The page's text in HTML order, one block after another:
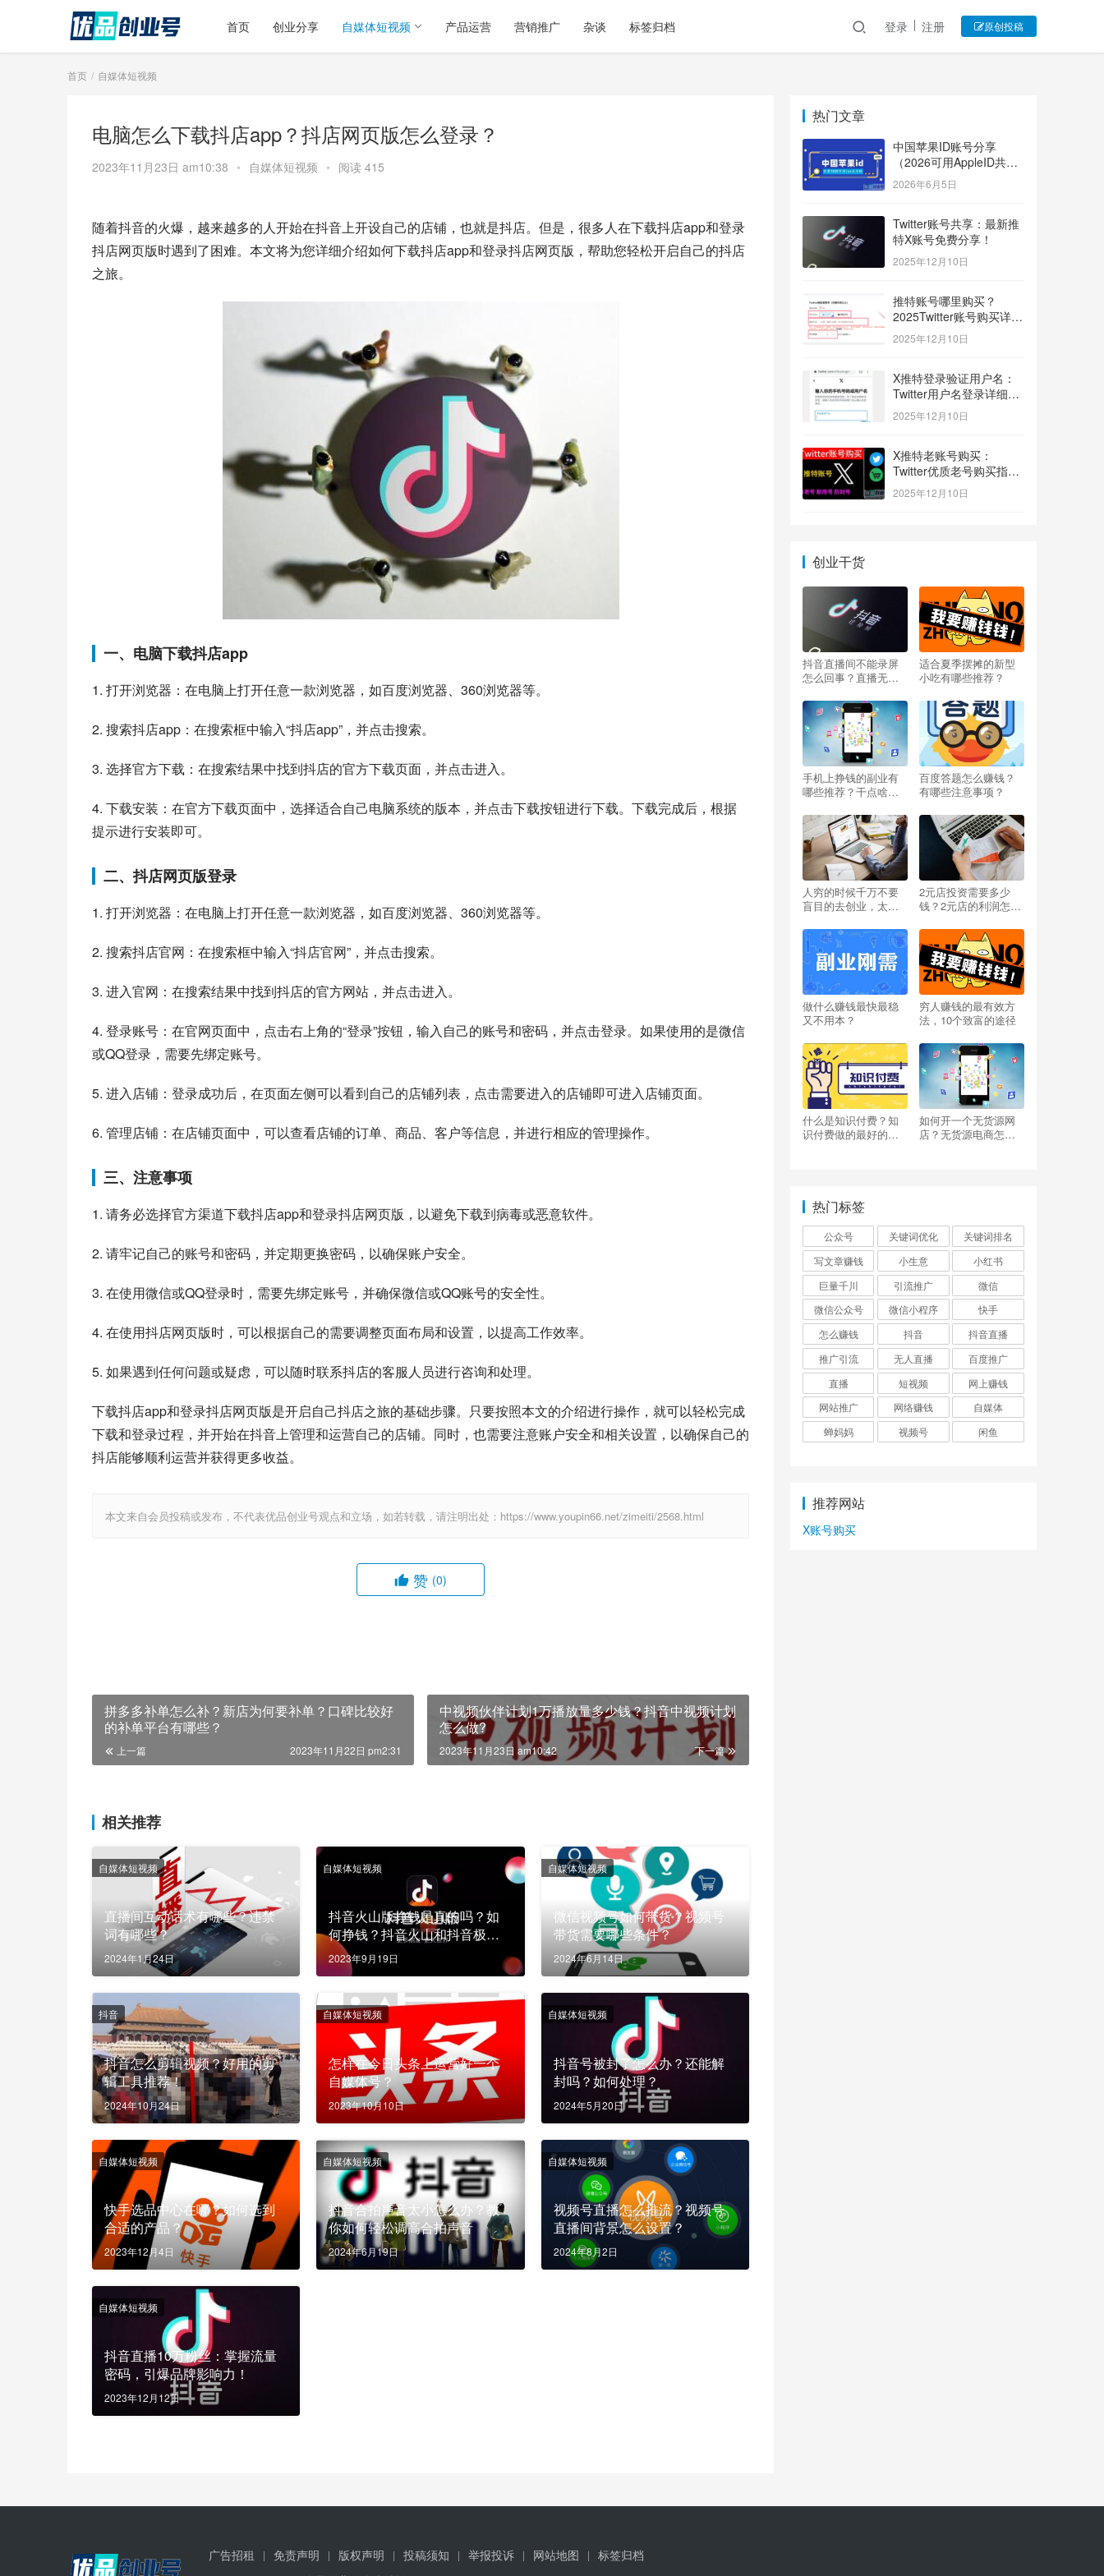
首页 创业分享 自媒体短视频 产品运营 营销推广 杂谈 标签归档 登录 注册 原创投稿
首页 自媒体短视频
电脑怎么下载抖店app？抖店网页版怎么登录？
2023年11月23日 am10:38 • 自媒体短视频 • 阅读 415
随着抖音的火爆，越来越多的人开始在抖音上开设自己的店铺，也就是抖店。但是，很多人在下载抖店app和登录
抖店网页版时遇到了困难。本文将为您详细介绍如何下载抖店app和登录抖店网页版，帮助您轻松开启自己的抖店
之旅。
一、电脑下载抖店app
1. 打开浏览器：在电脑上打开任意一款浏览器，如百度浏览器、360浏览器等。
2. 搜索抖店app：在搜索框中输入“抖店app”，并点击搜索。
3. 选择官方下载：在搜索结果中找到抖店的官方下载页面，并点击进入。
4. 下载安装：在官方下载页面中，选择适合自己电脑系统的版本，并点击下载按钮进行下载。下载完成后，根据
提示进行安装即可。
二、抖店网页版登录
1. 打开浏览器：在电脑上打开任意一款浏览器，如百度浏览器、360浏览器等。
2. 搜索抖店官网：在搜索框中输入“抖店官网”，并点击搜索。
3. 进入官网：在搜索结果中找到抖店的官方网站，并点击进入。
4. 登录账号：在官网页面中，点击右上角的“登录”按钮，输入自己的账号和密码，并点击登录。如果使用的是微信
或QQ登录，需要先绑定账号。
5. 进入店铺：登录成功后，在页面左侧可以看到自己的店铺列表，点击需要进入的店铺即可进入店铺页面。
6. 管理店铺：在店铺页面中，可以查看店铺的订单、商品、客户等信息，并进行相应的管理操作。
三、注意事项
1. 请务必选择官方渠道下载抖店app和登录抖店网页版，以避免下载到病毒或恶意软件。
2. 请牢记自己的账号和密码，并定期更换密码，以确保账户安全。
3. 在使用微信或QQ登录时，需要先绑定账号，并确保微信或QQ账号的安全性。
4. 在使用抖店网页版时，可以根据自己的需要调整页面布局和设置，以提高工作效率。
5. 如果遇到任何问题或疑虑，可以随时联系抖店的客服人员进行咨询和处理。
下载抖店app和登录抖店网页版是开启自己抖店之旅的基础步骤。只要按照本文的介绍进行操作，就可以轻松完成
下载和登录过程，并开始在抖音上管理和运营自己的店铺。同时，也需要注意账户安全和相关设置，以确保自己的
抖店能够顺利运营并获得更多收益。
本文来自会员投稿或发布，不代表优品创业号观点和立场，如若转载，请注明出处：https://www.youpin66.net/zimeiti/2568.html
赞 (0)
拼多多补单怎么补？新店为何要补单？口碑比较好
的补单平台有哪些？
上一篇 2023年11月22日 pm2:31
中视频伙伴计划1万播放量多少钱？抖音中视频计划
怎么做?
下一篇
2023年11月23日 am10:42
相关推荐
直播间互动话术有哪些？违禁
词有哪些？
2024年1月24日
自媒体短视频
抖音火山版挣钱是真的吗？如
何挣钱？抖音火山和抖音极速
版有什么区别？
2023年9月19日
自媒体短视频
微信视频号如何带货？视频号
带货需要哪些条件？
2024年6月14日
自媒体短视频
抖音怎么剪辑视频？好用的剪
辑工具推荐！
2024年10月24日
抖音
怎样在今日头条上运营好一个
自媒体号？
2023年10月10日
自媒体短视频
抖音号被封了怎么办？还能解
封吗？如何处理？
2024年5月20日
自媒体短视频
快手选品中心在哪？如何选到
合适的产品？
2023年12月4日
自媒体短视频
抖音合拍声音太小怎么办？教
你如何轻松调高合拍声音
2024年6月19日
自媒体短视频
视频号直播怎么推流？视频号
直播间背景怎么设置？
2024年8月2日
自媒体短视频
抖音直播10万粉丝：掌握流量
密码，引爆品牌影响力！
2023年12月12日
自媒体短视频
热门文章
中国苹果ID账号分享
（2026可用AppleID共享
账号）
2026年6月5日
Twitter账号共享：最新推
特X账号免费分享！
2025年12月10日
推特账号哪里购买？
2025Twitter账号购买详细
指南！
2025年12月10日
X推特登录验证用户名：
Twitter用户名登录详细指
南！
2025年12月10日
X推特老账号购买：
Twitter优质老号购买指
南！
2025年12月10日
创业干货
抖音直播间不能录屏
怎么回事？直播无法
适合夏季摆摊的新型
小吃有哪些推荐？
手机上挣钱的副业有
哪些推荐？干点啥能
百度答题怎么赚钱？
有哪些注意事项？
人穷的时候千万不要
盲目的去创业，太扎
2元店投资需要多少
钱？2元店的利润怎么
钱？
做什么赚钱最快最稳
又不用本？
穷人赚钱的最有效方
法，10个致富的途径
什么是知识付费？知
识付费做的最好的平
如何开一个无货源网
店？无货源电商怎么
热门标签
公众号 关键词优化
关键词排名
写文章赚钱
小生意
小红书
巨量千川
引流推广
微信
微信公众号
微信小程序
快手
怎么赚钱
抖音
抖音直播
推广引流
无人直播
百度推广
直播
短视频
网上赚钱
网站推广
网络赚钱
自媒体
蝉妈妈
视频号 闲鱼
推荐网站
X账号购买
广告招租 免责声明 版权声明 投稿须知 举报投诉 网站地图
标签归档